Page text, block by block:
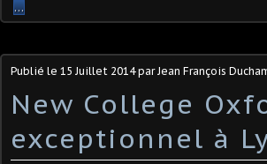
…
Publié le 15 Juillet 2014par Jean François
New College
exceptionnel à